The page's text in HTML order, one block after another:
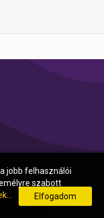
jobb felhasználói
szabott
Elfogadom